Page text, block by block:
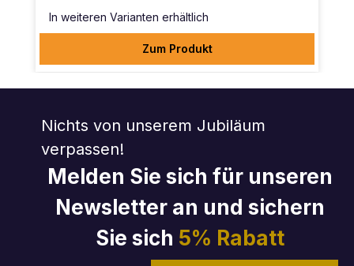
In weiteren Varianten erhältlich
Zum Produkt
Nichts von unserem Jubiläum
verpassen!
Melden Sie sich für unseren
Newsletter an und sichern
Sie sich 5% Rabatt